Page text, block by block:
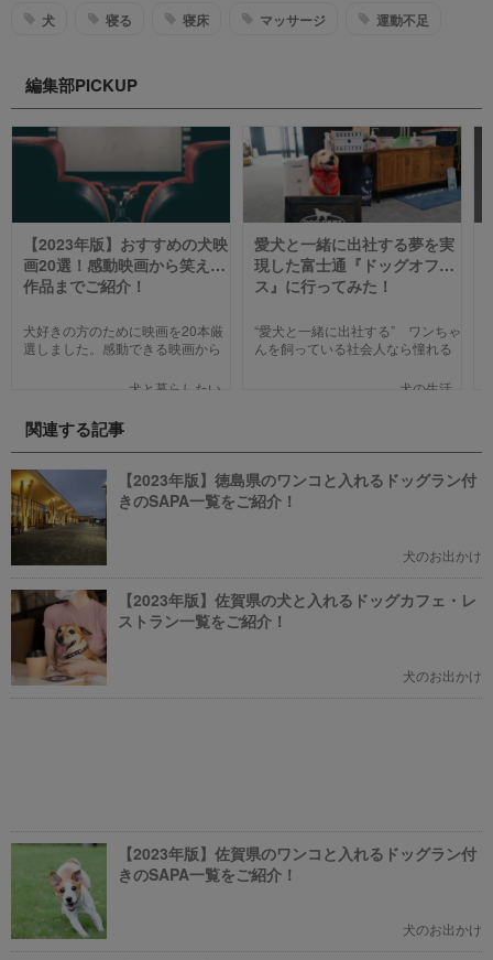
犬 寝る 寝床 マッサージ 運動不足
編集部PICKUP
【2023年版】おすすめの犬映
画20選！感動映画から笑える
作品までご紹介！
犬好きの方のために映画を20本厳
選しました。感動できる映画から
で、犬の名作映画を邦画7本,洋画7
ぞれの映画の魅力やあらすじを短
い文章で簡潔に紹介しています。
映画選びの参考にしていただけれ
ばと思います。
犬と暮らしたい
愛犬と一緒に出社する夢を実
現した富士通『ドッグオフィ
ス』に行ってみた！
“愛犬と一緒に出社する” ワンちゃ
んを飼っている社会人なら憧れる
そんな夢のような取り組みを富士
新たに設立された【ドッグオフィ
ス】を取材してきました！
犬の生活
関連する記事
【2023年版】徳島県のワンコと入れるドッグラン付
きのSAPA一覧をご紹介！
犬のお出かけ
【2023年版】佐賀県の犬と入れるドッグカフェ・レ
ストラン一覧をご紹介！
犬のお出かけ
【2023年版】佐賀県のワンコと入れるドッグラン付
きのSAPA一覧をご紹介！
犬のお出かけ